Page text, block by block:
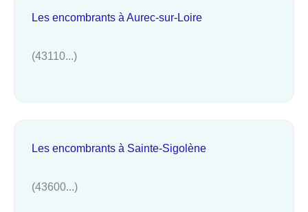
Les encombrants à Aurec-sur-Loire
(43110...)
Les encombrants à Sainte-Sigolène
(43600...)